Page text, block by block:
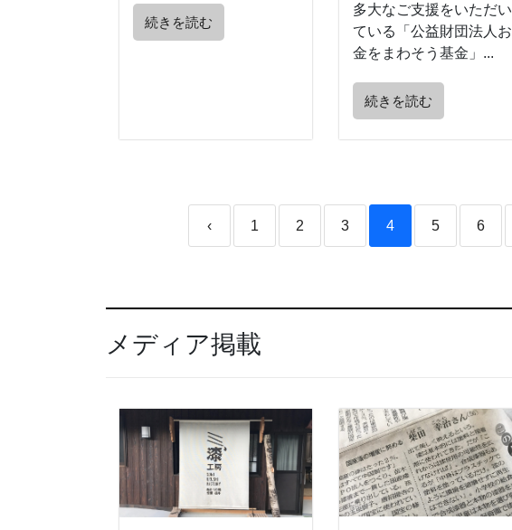
続きを読む
多大なご支援をいただい
ている「公益財団法人お
金をまわそう基金」...
続きを読む
‹ 1 2 3 4 5 6
メディア掲載